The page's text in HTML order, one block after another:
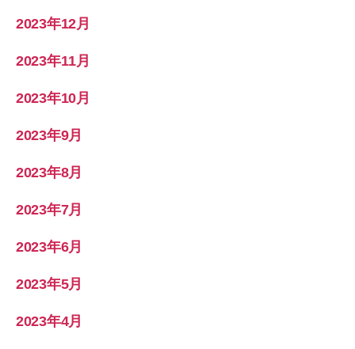
2023年12月
2023年11月
2023年10月
2023年9月
2023年8月
2023年7月
2023年6月
2023年5月
2023年4月